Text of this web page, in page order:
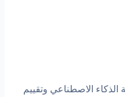
الذكاء الاصطناعي وتقييم